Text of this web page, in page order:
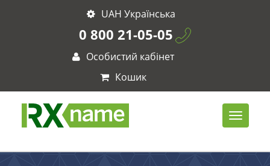
UAH Українська
0 800 21-05-05
Особистий кабінет
Кошик